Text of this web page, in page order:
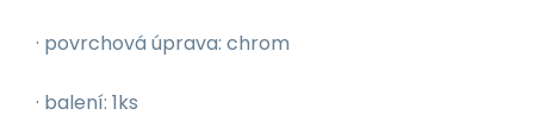
· povrchová úprava: chrom
· balení: 1ks